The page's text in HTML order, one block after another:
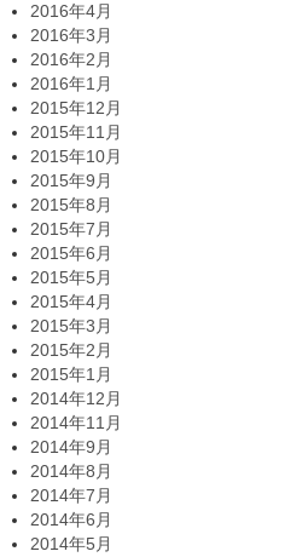
2016年4月
2016年3月
2016年2月
2016年1月
2015年12月
2015年11月
2015年10月
2015年9月
2015年8月
2015年7月
2015年6月
2015年5月
2015年4月
2015年3月
2015年2月
2015年1月
2014年12月
2014年11月
2014年9月
2014年8月
2014年7月
2014年6月
2014年5月